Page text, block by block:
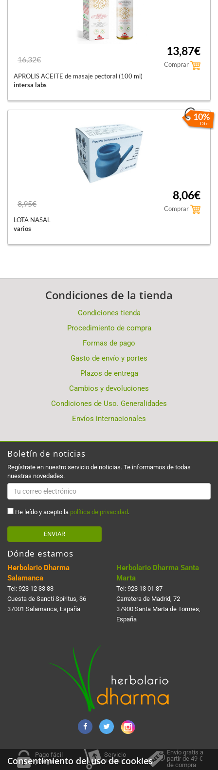
16,32€
13,87€
Comprar
APROLIS ACEITE de masaje pectoral (100 ml)
intersa labs
10%
Dto.
8,95€
8,06€
Comprar
LOTA NASAL
varios
Condiciones de la tienda
Condiciones tienda
Procedimiento de compra
Formas de pago
Gasto de envío y portes
Plazos de entrega
Cambios y devoluciones
Condiciones de Uso. Generalidades
Envíos internacionales
Boletín de noticias
Regístrate en nuestro servicio de noticias. Te informamos de todas
nuestras novedades.
He leído y acepto la política de privacidad .
ENVIAR
Dónde estamos
Herbolario Dharma
Salamanca
Tel: 923 12 33 83
Cuesta de Sancti Spí­ritus, 36
37001 Salamanca, España
Herbolario Dharma Santa
Marta
Tel: 923 13 01 87
Carretera de Madrid, 72
37900 Santa Marta de Tormes,
España
Pago fácil
y seguro
Servicio
24-48 h.
Envío gratis a
partir de 49 €
de compra
Consentimiento del uso de cookies